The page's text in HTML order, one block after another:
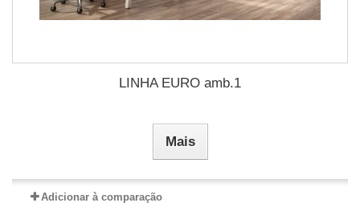
LINHA EURO amb.1
Mais
Adicionar à comparação